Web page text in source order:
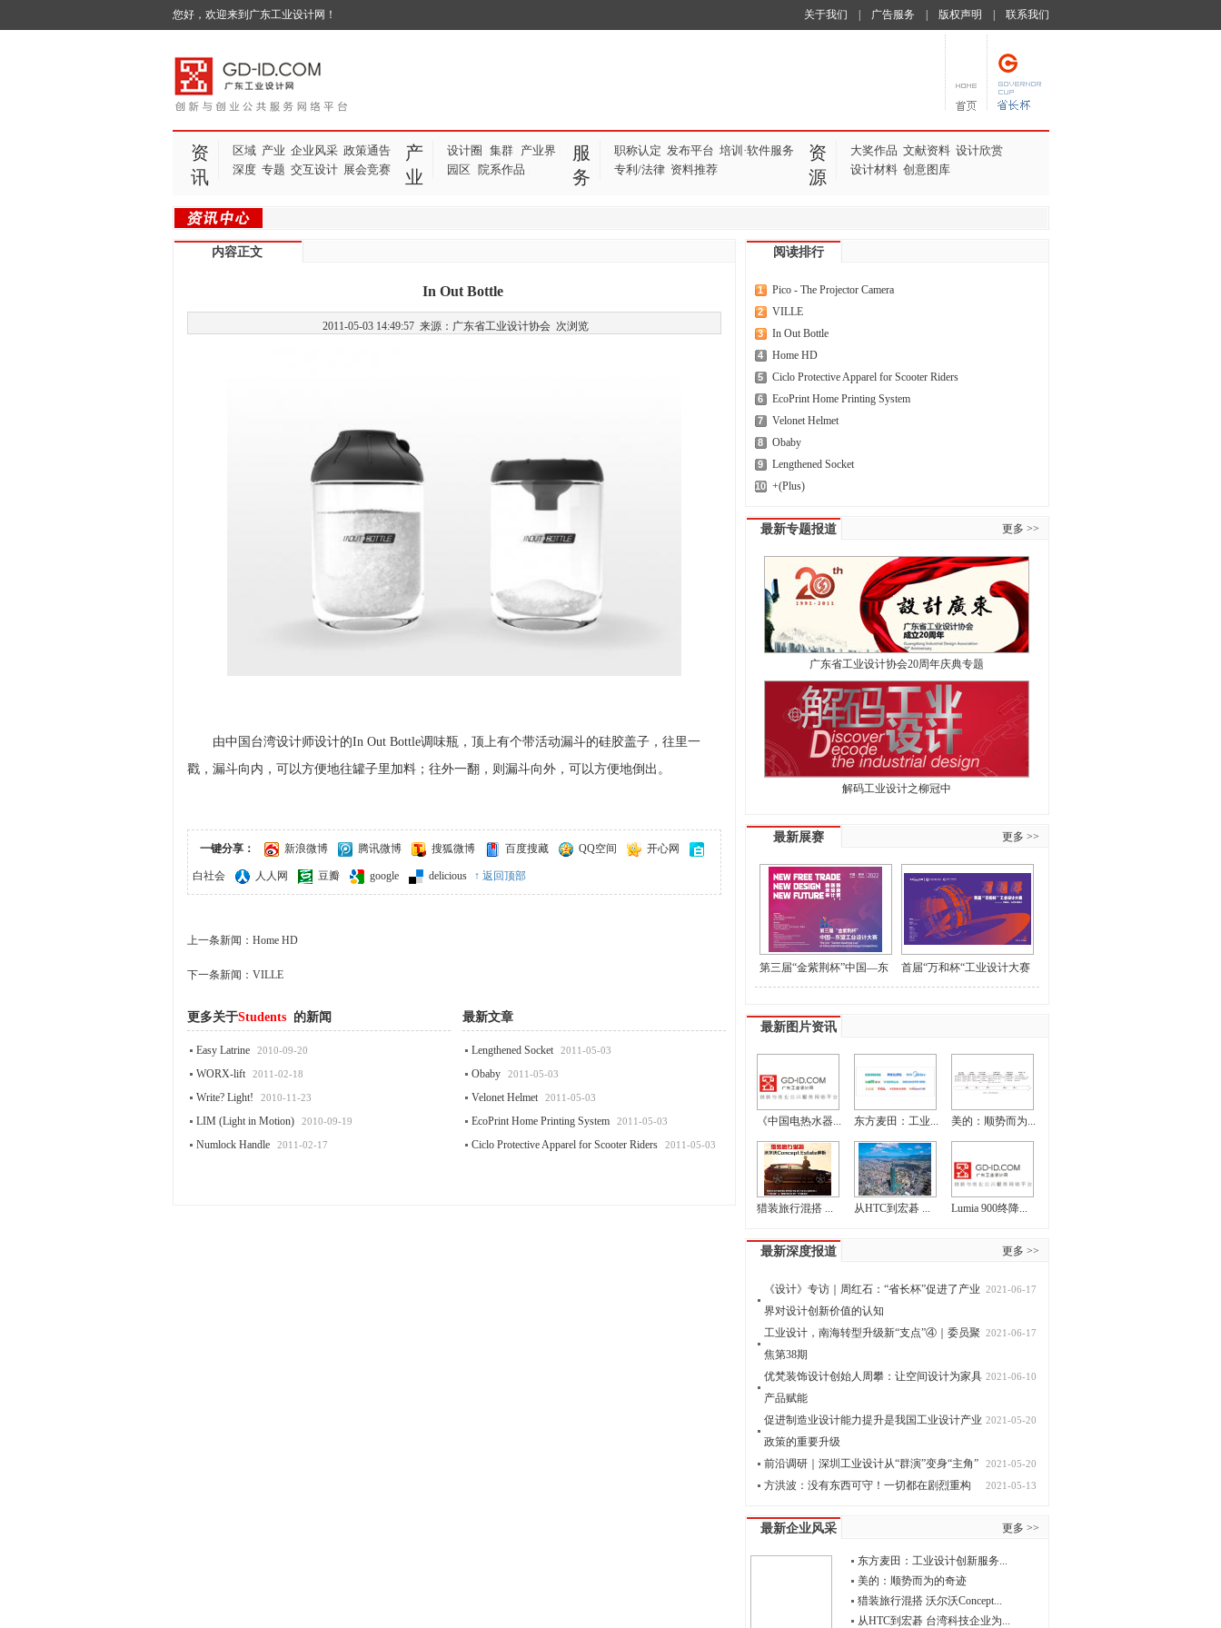
关于我们 广告服务 版权声明 联系我们
您好，欢迎来到广东工业设计网！
资
讯
区域 产业 企业风采 政策通告
深度 专题 交互设计 展会竞赛
产
业
设计圈 集群| 产业界
园区 院系作品
服
务
职称认定 发布平台 培训·软件服务
专利/法律 资料推荐
资
源
大奖作品 文献资料 设计欣赏
设计材料 创意图库
内容正文
In Out Bottle
2011-05-03 14:49:57 来源：广东省工业设计协会 次浏览
由中国台湾设计师设计的In Out Bottle调味瓶，顶上有个带活动漏斗的硅胶盖子，往里一
戳，漏斗向内，可以方便地往罐子里加料；往外一翻，则漏斗向外，可以方便地倒出。
一键分享： 新浪微博 腾讯微博 搜狐微博 百度搜藏 QQ空间 开心网
白社会 人人网 豆瓣 google delicious ↑ 返回顶部
上一条新闻： Home HD
下一条新闻： VILLE
更多关于Students 的新闻
Easy Latrine 2010-09-20
WORX-lift 2011-02-18
Write? Light! 2010-11-23
LIM (Light in Motion) 2010-09-19
Numlock Handle 2011-02-17
最新文章
Lengthened Socket 2011-05-03
Obaby 2011-05-03
Velonet Helmet 2011-05-03
EcoPrint Home Printing System 2011-05-03
Ciclo Protective Apparel for Scooter Riders 2011-05-03
阅读排行
1 Pico - The Projector Camera
2 VILLE
3 In Out Bottle
4 Home HD
5 Ciclo Protective Apparel for Scooter Riders
6 EcoPrint Home Printing System
7 Velonet Helmet
8 Obaby
9 Lengthened Socket
10 +(Plus)
更多 >>
最新专题报道
广东省工业设计协会20周年庆典专题
解码工业设计之柳冠中
更多 >>
最新展赛
第三届“金紫荆杯”中国—东
首届“万和杯“工业设计大赛
最新图片资讯
《中国电热水器... 东方麦田：工业... 美的：顺势而为...
猎装旅行混搭 ... 从HTC到宏碁 ... Lumia 900终降...
更多 >>
最新深度报道
2021-06-17
《设计》专访｜周红石：“省长杯”促进了产业
界对设计创新价值的认知
2021-06-17
工业设计，南海转型升级新“支点”④｜委员聚
焦第38期
2021-06-10
优梵装饰设计创始人周攀：让空间设计为家具
产品赋能
2021-05-20
促进制造业设计能力提升是我国工业设计产业
政策的重要升级
2021-05-20
前沿调研｜深圳工业设计从“群演”变身“主角”
2021-05-13
方洪波：没有东西可守！一切都在剧烈重构
更多 >>
最新企业风采
东方麦田：工业设计创新服务...
美的：顺势而为的奇迹
猎装旅行混搭 沃尔沃Concept...
从HTC到宏碁 台湾科技企业为...